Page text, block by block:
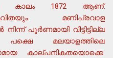
കാലം 1872 ആണ്.
മണിപ്രവാള
പൂര്‍ണമായി വിട്ടിട്ടില്ല
മലയാളത്തിലെ
കാല്പനികതയൊക്കെ